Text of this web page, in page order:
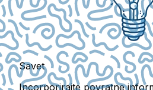
Savet
Incorporirajte povratne